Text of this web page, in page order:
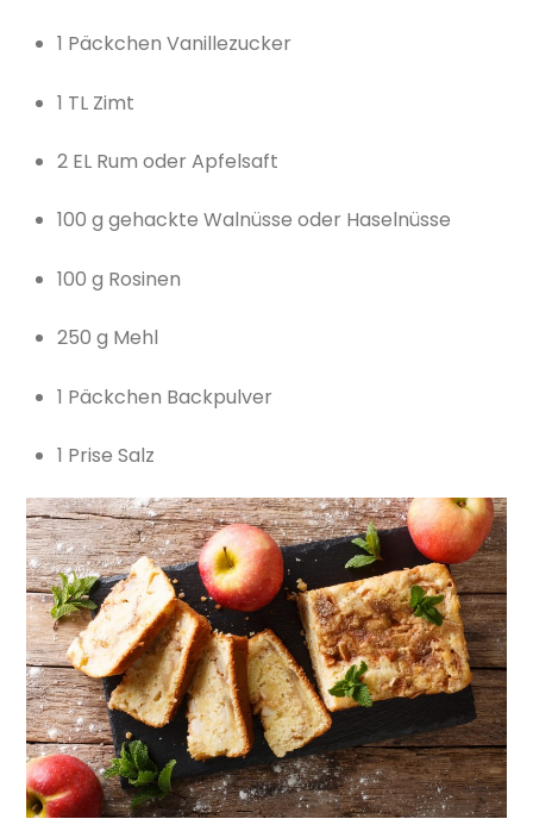
1 Päckchen Vanillezucker
1 TL Zimt
2 EL Rum oder Apfelsaft
100 g gehackte Walnüsse oder Haselnüsse
100 g Rosinen
250 g Mehl
1 Päckchen Backpulver
1 Prise Salz